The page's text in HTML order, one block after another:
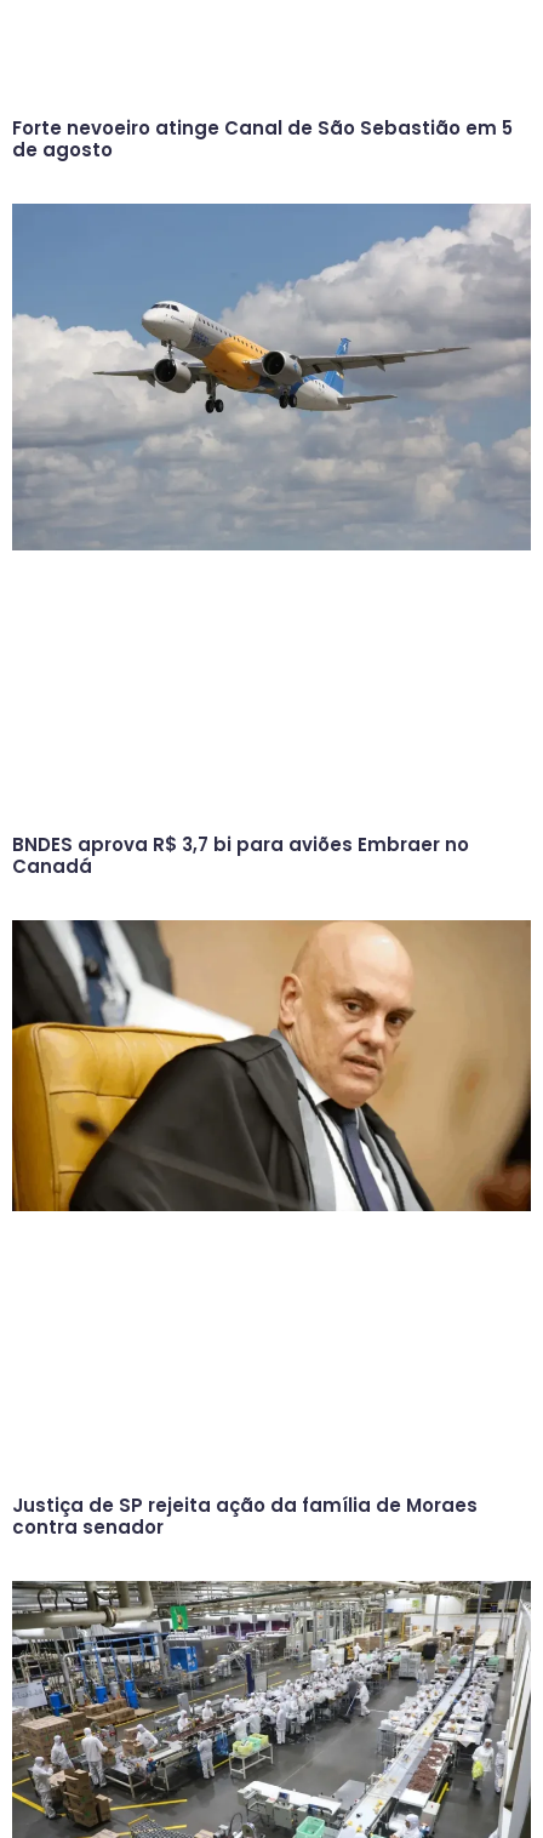
Forte nevoeiro atinge Canal de São Sebastião em 5
de agosto
BNDES aprova R$ 3,7 bi para aviões Embraer no
Canadá
Justiça de SP rejeita ação da família de Moraes
contra senador